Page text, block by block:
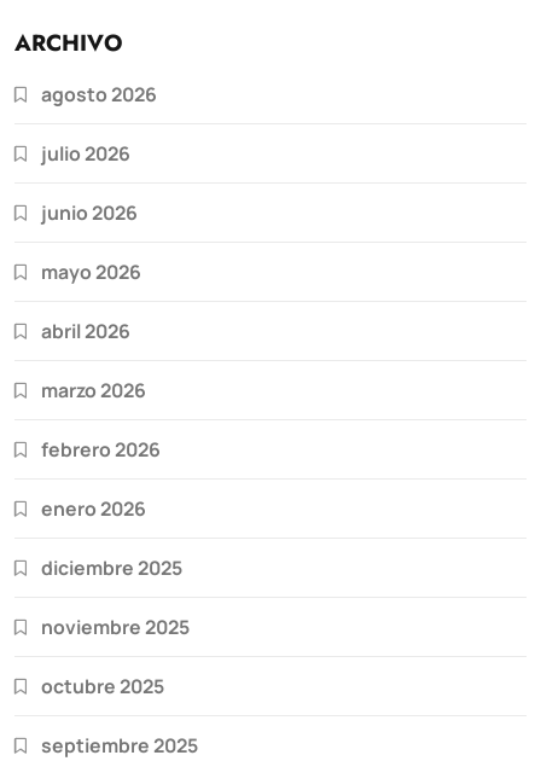
ARCHIVO
agosto 2026
julio 2026
junio 2026
mayo 2026
abril 2026
marzo 2026
febrero 2026
enero 2026
diciembre 2025
noviembre 2025
octubre 2025
septiembre 2025